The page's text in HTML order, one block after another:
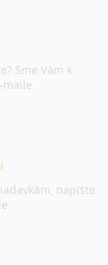
Sme Vám k
napíšte